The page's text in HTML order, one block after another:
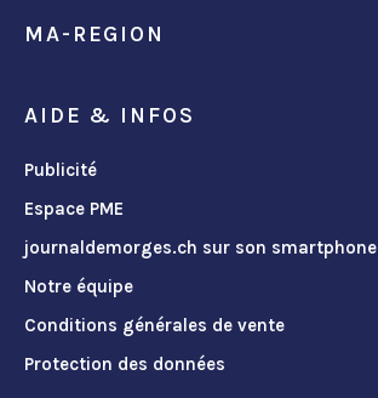
MA-REGION
AIDE & INFOS
Publicité
Espace PME
journaldemorges.ch sur son smartphone
Notre équipe
Conditions générales de vente
Protection des données